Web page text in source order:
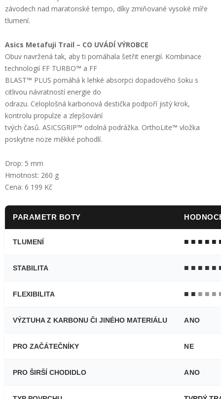
závodech nad maratonské tempo, díky zmiňované vysoké míře
tlumení.
Asics Metafuji Trail – CO UVÁDÍ VÝROBCE
Obuv navržená tak, aby ti pomáhala šetřit energií. Kombinace
technologií FF TURBO™ a FF
BLAST™ PLUS pomáhá k lehké absorpci dopadového šoku s
citlivou návratností energie do
odrazu. Celoplošná karbonová destička podpoří jistý krok,
kontrolu propulze a zlepšování
tvých časů. ASICSGRIP™ odolná podrážka. OrthoLite™ vložka
poskytne noze měkké pohodlí.
Drop: 5 mm
Hmotnost: 260 g
Cena: 6 199 Kč
PARAMETR BOTY
TLUMENÍ ■ ■ ■ ■ ■
STABILITA ■ ■ ■ ■ ■
FLEXIBILITA ■ ■ ■ ■ ■
VÝZTUHA Z KARBONU ČI JINÉHO MATERIÁLU ANO
PRO ZAČÁTEČNÍKY NE
PRO ŠIRŠÍ CHODIDLO ANO